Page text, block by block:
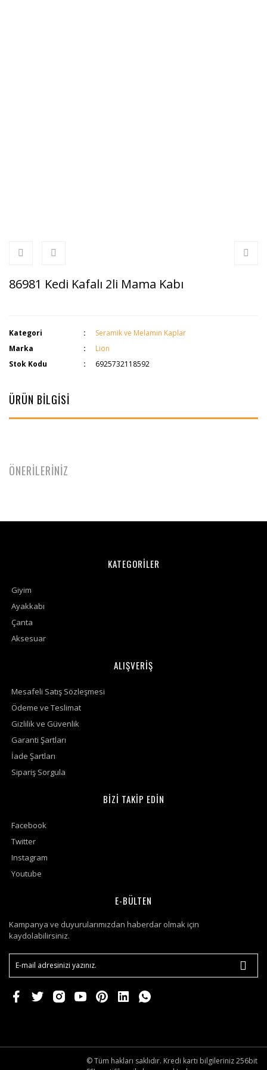
86981 Kedi Kafalı 2li Mama Kabı
Kategori
Seramik ve Melamin Kaplar
Marka
Lion
Stok Kodu
6925732118592
ÜRÜN BİLGİSİ
ÖNERİLERİNİZ
KATEGORİLER
Giyim
Ayakkabı
Çanta
Aksesuar
ALIŞVERİŞ
Mesafeli Satış Sözleşmesi
Ödeme ve Teslimat
Gizlilik ve Güvenlik
Garanti Şartları
İade Şartları
Sipariş Sorgula
BİZİ TAKİP EDİN
Facebook
Twitter
Instagram
Youtube
E-BÜLTEN
Kampanya ve duyurularımızdan haberdar olmak için
kaydolabilirsiniz.
© Tüm hakları saklıdır. Kredi kartı bilgileriniz 256bit